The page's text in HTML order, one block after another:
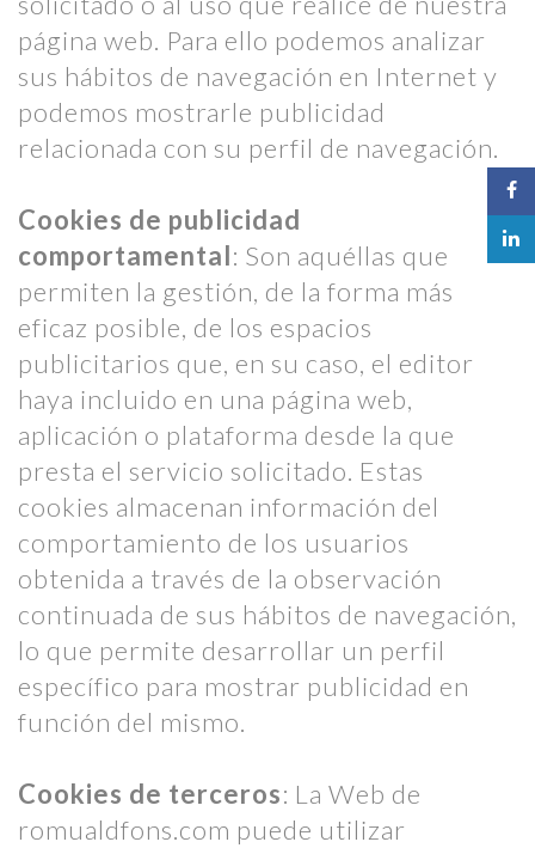
página web. Para ello podemos analizar
sus hábitos de navegación en Internet y
podemos mostrarle publicidad
relacionada con su perfil de navegación.
Cookies de publicidad
comportamental: Son aquéllas que
permiten la gestión, de la forma más
eficaz posible, de los espacios
publicitarios que, en su caso, el editor
haya incluido en una página web,
aplicación o plataforma desde la que
presta el servicio solicitado. Estas
cookies almacenan información del
comportamiento de los usuarios
obtenida a través de la observación
continuada de sus hábitos de navegación,
lo que permite desarrollar un perfil
específico para mostrar publicidad en
función del mismo.
Cookies de terceros: La Web de
romualdfons.com puede utilizar